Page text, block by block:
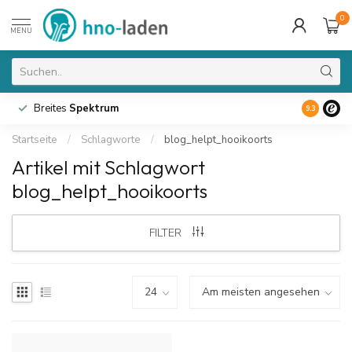
MENU
0
Breites Spektrum 9.3
Startseite / Schlagworte / blog_helpt_hooikoorts
Artikel mit Schlagwort
blog_helpt_hooikoorts
FILTER